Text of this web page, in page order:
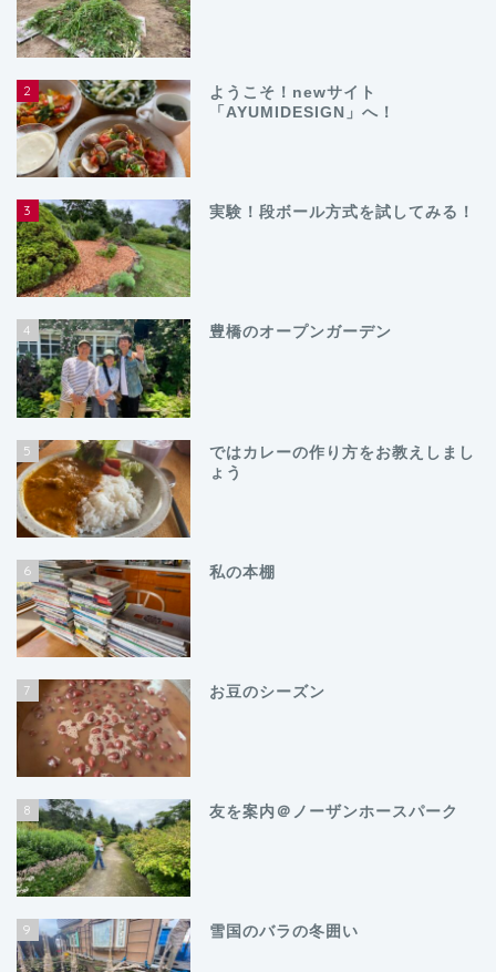
2
ようこそ！newサイト
「AYUMIDESIGN」へ！
3 実験！段ボール方式を試してみる！
4 豊橋のオープンガーデン
5
ではカレーの作り方をお教えしまし
ょう
6 私の本棚
7 お豆のシーズン
8 友を案内＠ノーザンホースパーク
9 雪国のバラの冬囲い